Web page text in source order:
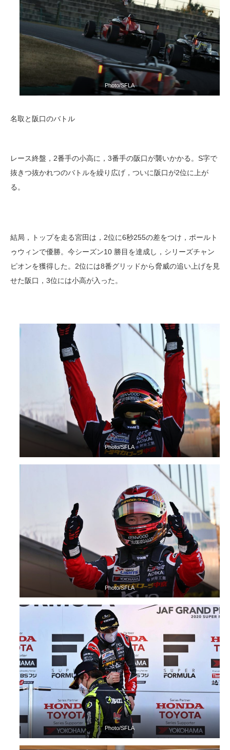
Photo/SFLA
名取と阪口のバトル
レース終盤，2番手の小高に，3番手の阪口が襲いかかる。S字で
抜きつ抜かれつのバトルを繰り広げ，ついに阪口が2位に上が
る。
結局，トップを走る宮田は，2位に6秒255の差をつけ，ポールト
ゥウィンで優勝。今シーズン10 勝目を達成し，シリーズチャン
ピオンを獲得した。2位には8番グリッドから脅威の追い上げを見
せた阪口，3位には小高が入った。
Photo/SFLA
Photo/SFLA
Photo/SFLA